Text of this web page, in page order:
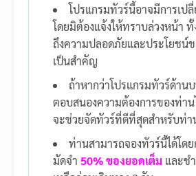
โปรแกรมทัวร์นี้อาจมีการเป
โดยมิต้องแจ้งให้ทราบล่วงหน้า ทั้
ถึงความปลอดภัยและประโยชน์ข
เป็นสำคัญ
ถ้าหากว่าโปรแกรมทัวร์ด้าน
ตอบสนองความต้องการของท่าน
จะช่วยจัดทัวร์ที่ดีที่สุดสำหรับท่า
ท่านสามารถจองทัวร์นี้ได้โดย
มัดจำ 50% ของยอดเต็ม และช